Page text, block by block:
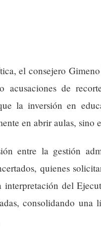
el consejero
acusaciones de
la inversión en
en abrir aulas, sino
entre la gestión
quienes
del
consolidando una